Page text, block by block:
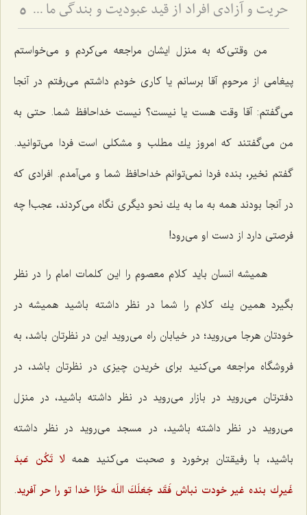
حریت و آزادى افراد از قید عبودیت و بندگى ما سوی اللَه 5
من وقتی‌كه به منزل ایشان مراجعه می‌كردم و می‌خواستم
پیغامی از مرحوم آقا برسانم یا كاری خودم داشتم می‌رفتم در آنجا
می‌گفتم: آقا وقت هست یا نیست؟ نیست خداحافظ شما. حتی به
من می‌گفتند كه امروز یك مطلب و مشكلی است فردا می‌توانید.
گفتم نخیر، بنده فردا نمی‌توانم خداحافظ شما و می‌آمدم. افرادی كه
در آنجا بودند همه به ما به یك نحو دیگری نگاه می‌كردند، عجب! چه
فرصتی دارد از دست او می‌رود!
همیشه انسان باید كلام معصوم را این كلمات امام را در نظر
بگیرد همین یك كلام را شما در نظر داشته باشید همیشه در
خودتان هرجا می‌روید؛ در خیابان راه می‌روید این در نظرتان باشد، به
فروشگاه مراجعه می‌كنید برای خریدن چیزی در نظرتان باشد، در
دفترتان می‌روید در بازار می‌روید در نظر داشته باشید، در منزل
می‌روید در نظر داشته باشید، در مسجد می‌روید در نظر داشته
باشید، با رفیقتان برخورد و صحبت می‌كنید همه لا تَكُن عَبدَ
غَیرِك بنده غیر خودت نباش فَقَد جَعَلَكَ اللَه حُرًّا خدا تو را حر آفرید.